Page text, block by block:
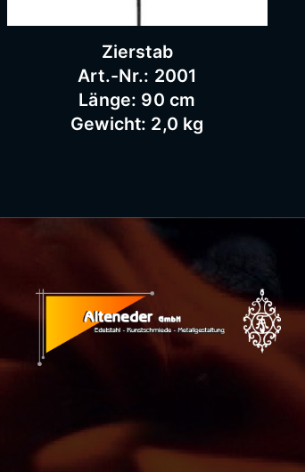
Zierstab
Art.-Nr.: 2001
Länge: 90 cm
Gewicht: 2,0 kg